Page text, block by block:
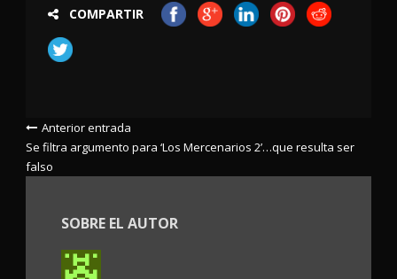
COMPARTIR
Anterior entrada
Se filtra argumento para ‘Los Mercenarios 2’…que resulta ser
falso
SOBRE EL AUTOR